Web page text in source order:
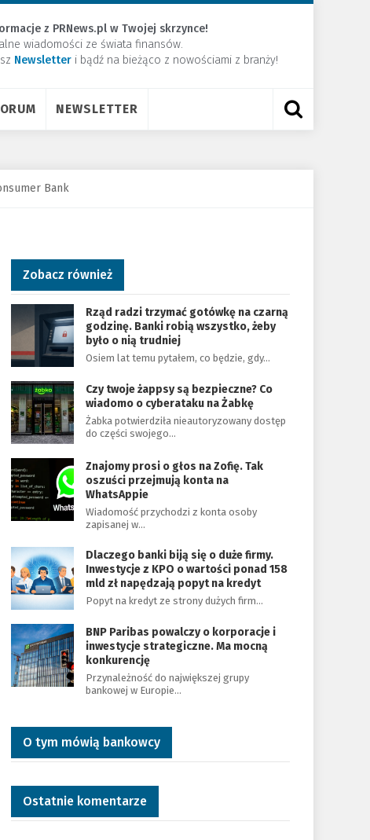
z PRNews.pl w Twojej skrzynce!
wiadomości ze świata finansów.
Newsletter ​i bądź na bieżąco z nowościami z branży!
NEWSLETTER
Bank
Zobacz również
Rząd radzi trzymać gotówkę na czarną
godzinę. Banki robią wszystko, żeby
było o nią trudniej
Osiem lat temu pytałem, co będzie, gdy…
Czy twoje żappsy są bezpieczne? Co
wiadomo o cyberataku na Żabkę
Żabka potwierdziła nieautoryzowany dostęp
do części swojego…
Znajomy prosi o głos na Zofię. Tak
oszuści przejmują konta na
WhatsAppie
Wiadomość przychodzi z konta osoby
zapisanej w…
Dlaczego banki biją się o duże firmy.
Inwestycje z KPO o wartości ponad 158
mld zł napędzają popyt na kredyt
Popyt na kredyt ze strony dużych firm…
BNP Paribas powalczy o korporacje i
inwestycje strategiczne. Ma mocną
konkurencję
Przynależność do największej grupy
bankowej w Europie…
O tym mówią bankowcy
Ostatnie komentarze